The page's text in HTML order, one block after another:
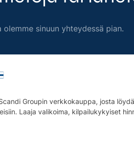
sinuun yhteydessä pian.
Groupin verkkokauppa, josta
Laaja valikoima, kilpailukykyiset
Linkedin